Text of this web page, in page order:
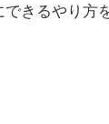
きるやり方